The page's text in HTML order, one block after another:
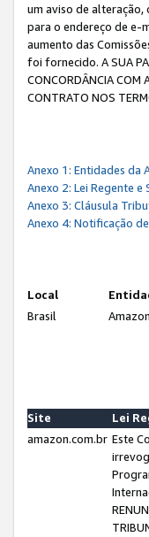
um aviso de alteração,
para o endereço de e-
aumento das
foi fornecido. A SUA
CONCORDÂNCIA COM
CONTRATO NOS
Anexo 1: Entidades da
Anexo 2: Lei Regente
Anexo 3: Cláusula
Anexo 4: Notificação
Local
Brasil
Site
Lei
amazon.com.br Este